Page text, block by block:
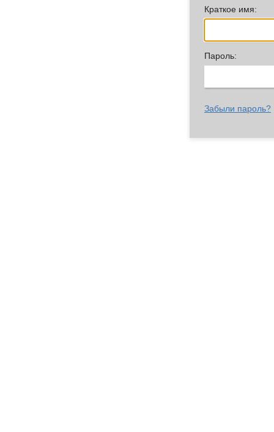
Краткое имя:
Пароль:
Забыли пароль?